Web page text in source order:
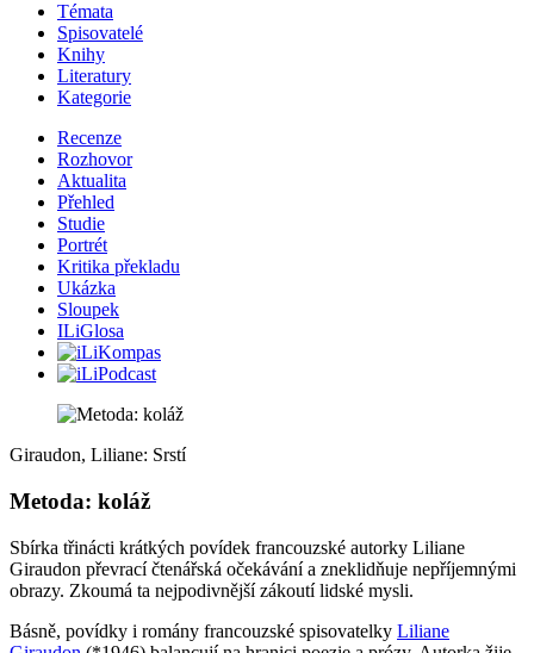
Témata
Spisovatelé
Knihy
Literatury
Kategorie
Recenze
Rozhovor
Aktualita
Přehled
Studie
Portrét
Kritika překladu
Ukázka
Sloupek
ILiGlosa
Giraudon, Liliane: Srstí
Metoda: koláž
Sbírka třinácti krátkých povídek francouzské autorky Liliane
Giraudon převrací čtenářská očekávání a zneklidňuje nepříjemnými
obrazy. Zkoumá ta nejpodivnější zákoutí lidské mysli.
Básně, povídky i romány francouzské spisovatelky Liliane